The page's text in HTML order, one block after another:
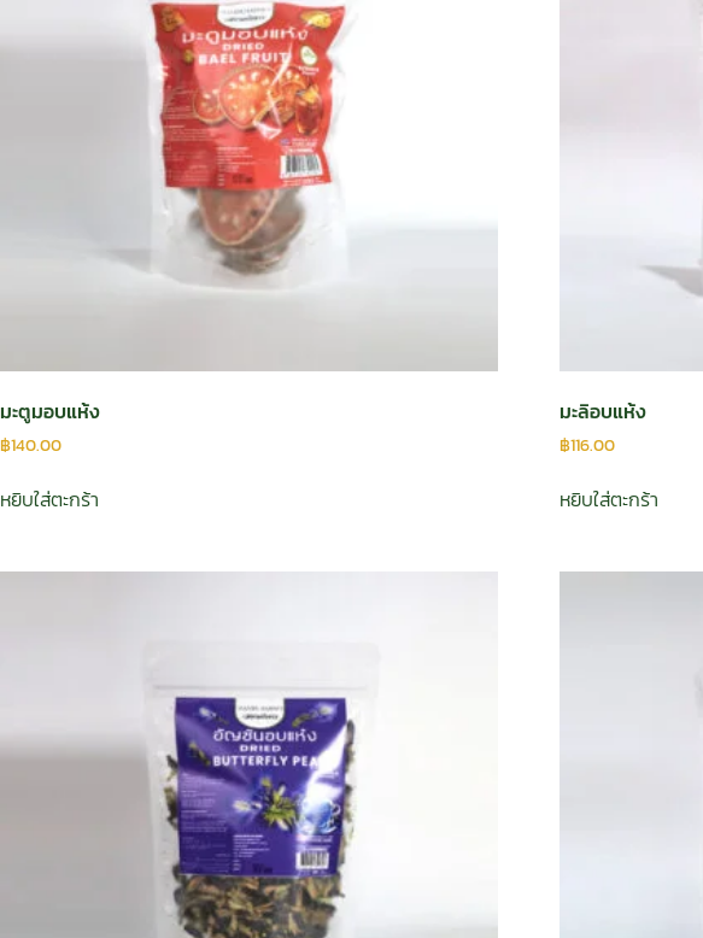
มะตูมอบแห้ง
฿140.00
หยิบใส่ตะกร้า
มะลิอบแห้ง
฿116.00
หยิบใส่ตะกร้า